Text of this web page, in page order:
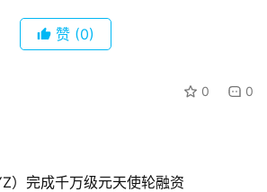
投稿
赞 (0)
0 0
）完成千万级元天使轮融资